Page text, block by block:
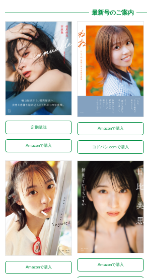
最新号のご案内
定期購読
Amazonで購入
Amazonで購入
ヨドバシ.comで購入
Amazonで購入
Amazonで購入